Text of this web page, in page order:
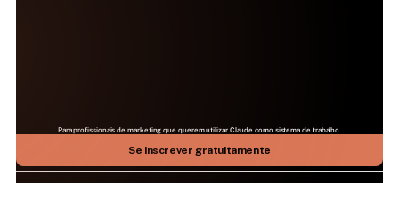
25 DE JULHO | 09H ÀS 17H | AO VIVO NO ZOOM
Aprenda como fazer a IA mais relevante do mundo
trabalhar para você
Para profissionais de marketing que querem utilizar Claude como sistema de trabalho.
Se inscrever gratuitamente